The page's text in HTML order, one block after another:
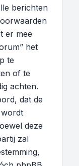
berichten
er mee
het
te
of te
achten.
dat de
deze
zal